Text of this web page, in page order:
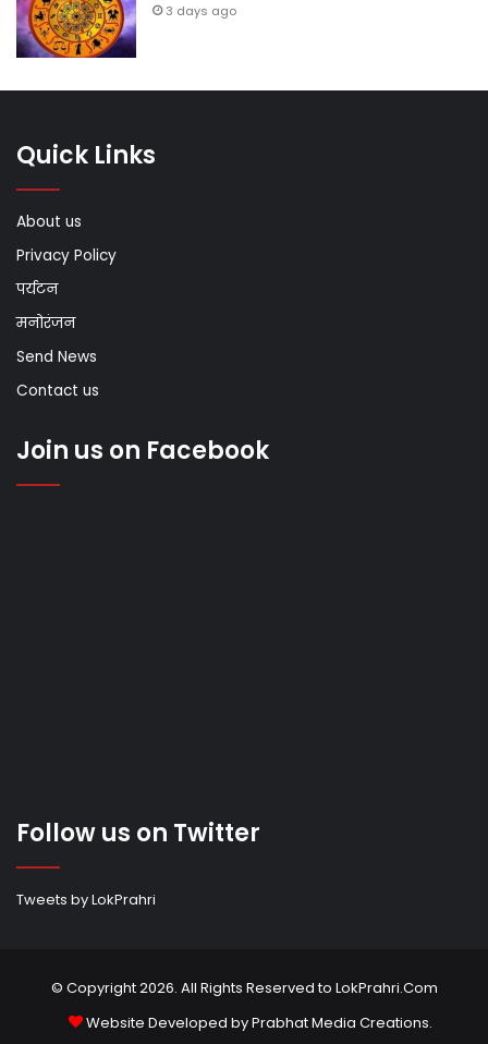
3 days ago
Quick Links
About us
Privacy Policy
पर्यटन
मनोरंजन
Send News
Contact us
Join us on Facebook
Follow us on Twitter
Tweets by LokPrahri
© Copyright 2026. All Rights Reserved to LokPrahri.Com
Website Developed byPrabhat Media Creations.